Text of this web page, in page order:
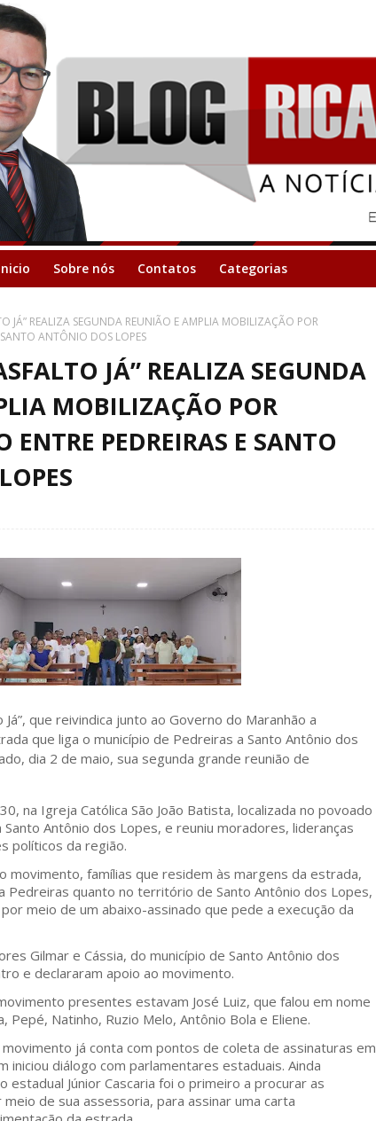
Sobre nós Contatos Categorias
JÁ” REALIZA SEGUNDA REUNIÃO E AMPLIA MOBILIZAÇÃO POR
SANTO ANTÔNIO DOS LOPES
JÁ” REALIZA SEGUNDA
MOBILIZAÇÃO POR
ENTRE PEDREIRAS E SANTO
que reivindica junto ao Governo do Maranhão a
que liga o município de Pedreiras a Santo Antônio dos
dia 2 de maio, sua segunda grande reunião de
na Igreja Católica São João Batista, localizada no povoado
Santo Antônio dos Lopes, e reuniu moradores, lideranças
políticos da região.
movimento, famílias que residem às margens da estrada,
quanto no território de Santo Antônio dos Lopes,
meio de um abaixo-assinado que pede a execução da
Gilmar e Cássia, do município de Santo Antônio dos
e declararam apoio ao movimento.
presentes estavam José Luiz, que falou em nome
Pepé, Natinho, Ruzio Melo, Antônio Bola e Eliene.
já conta com pontos de coleta de assinaturas em
iniciou diálogo com parlamentares estaduais. Ainda
Júnior Cascaria foi o primeiro a procurar as
de sua assessoria, para assinar uma carta